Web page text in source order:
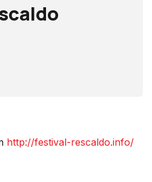
http://festival-rescaldo.info/